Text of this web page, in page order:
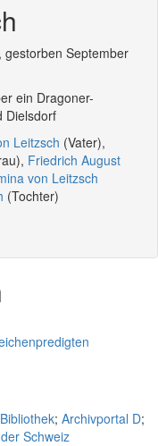
September
ein Dragoner-
Dielsdorf
Leitzsch (Vater),
Friedrich August
von Leitzsch
(Tochter)
; Archivportal D;
Schweiz